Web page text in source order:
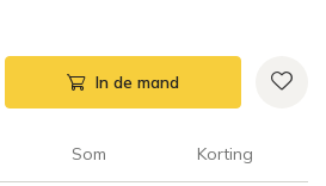
In de mand
Som Korting